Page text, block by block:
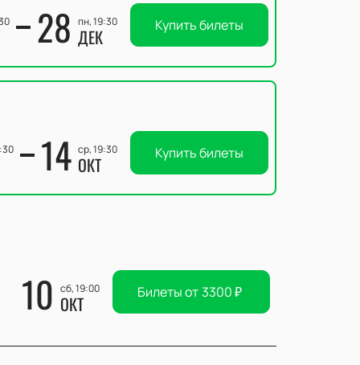
28 пн, 19:30
ДЕК Купить билеты
14 ср, 19:30
ОКТ Купить билеты
10 сб, 19:00
ОКТ Билеты от 3300₽